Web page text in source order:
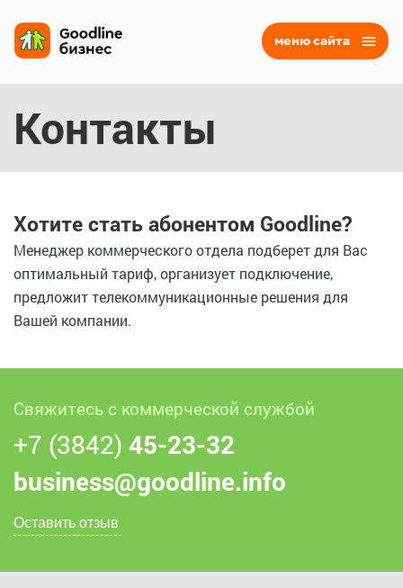
меню сайта
Контакты
Хотите стать абонентом Goodline?
Менеджер коммерческого отдела подберет для Вас
оптимальный тариф, организует подключение,
предложит телекоммуникационные решения для
Вашей компании.
Свяжитесь с коммерческой службой
+7 (3842) 45-23-32
business@goodline.info
Оставить отзыв